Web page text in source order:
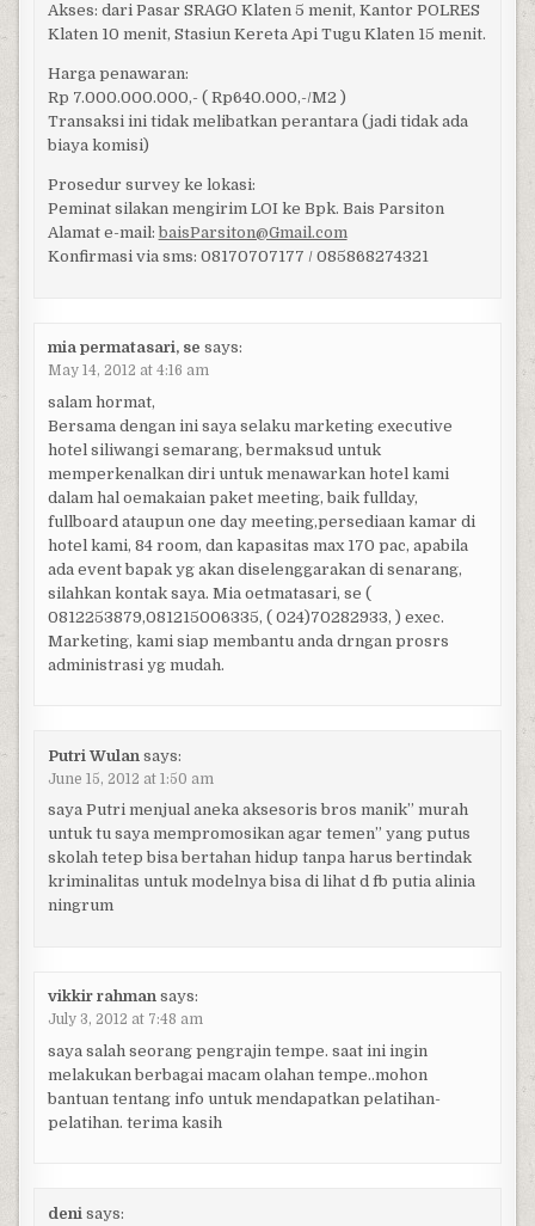
Akses: dari Pasar SRAGO Klaten 5 menit, Kantor POLRES
Klaten 10 menit, Stasiun Kereta Api Tugu Klaten 15 menit.
Harga penawaran:
Rp 7.000.000.000,- ( Rp640.000,-/M2 )
Transaksi ini tidak melibatkan perantara (jadi tidak ada
biaya komisi)
Prosedur survey ke lokasi:
Peminat silakan mengirim LOI ke Bpk. Bais Parsiton
Alamat e-mail: baisParsiton@Gmail.com
Konfirmasi via sms: 08170707177 / 085868274321
mia permatasari, se says:
May 14, 2012 at 4:16 am
salam hormat,
Bersama dengan ini saya selaku marketing executive
hotel siliwangi semarang, bermaksud untuk
memperkenalkan diri untuk menawarkan hotel kami
dalam hal oemakaian paket meeting, baik fullday,
fullboard ataupun one day meeting,persediaan kamar di
hotel kami, 84 room, dan kapasitas max 170 pac, apabila
ada event bapak yg akan diselenggarakan di senarang,
silahkan kontak saya. Mia oetmatasari, se (
0812253879,081215006335, ( 024)70282933, ) exec.
Marketing, kami siap membantu anda drngan prosrs
administrasi yg mudah.
Putri Wulan says:
June 15, 2012 at 1:50 am
saya Putri menjual aneka aksesoris bros manik” murah
untuk tu saya mempromosikan agar temen” yang putus
skolah tetep bisa bertahan hidup tanpa harus bertindak
kriminalitas untuk modelnya bisa di lihat d fb putia alinia
ningrum
vikkir rahman says:
July 3, 2012 at 7:48 am
saya salah seorang pengrajin tempe. saat ini ingin
melakukan berbagai macam olahan tempe..mohon
bantuan tentang info untuk mendapatkan pelatihan-
pelatihan. terima kasih
deni says: